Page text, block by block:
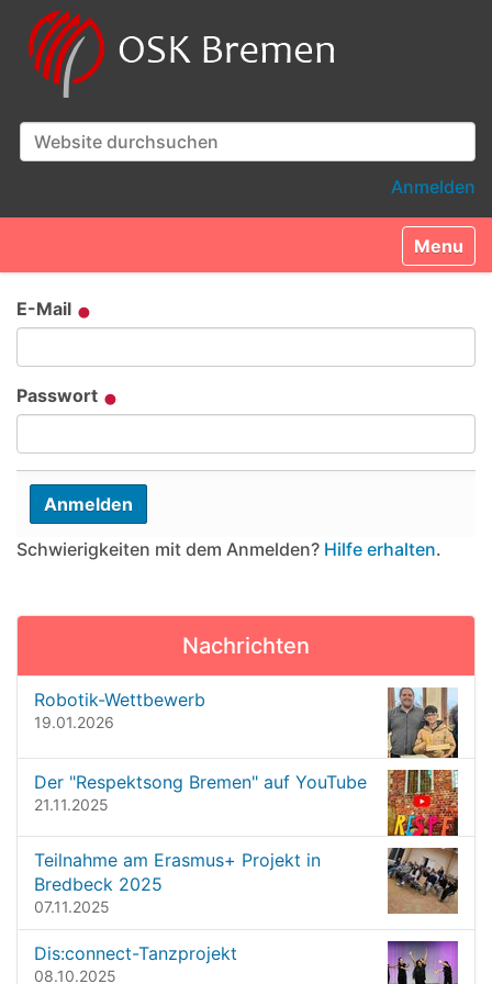
Website durchsuchen
Anmelden
Toggle
E-Mail
Passwort
Schwierigkeiten mit dem Anmelden? Hilfe erhalten.
Nachrichten
Robotik-Wettbewerb
19.01.2026
Der "Respektsong Bremen" auf YouTube
21.11.2025
Teilnahme am Erasmus+ Projekt in
Bredbeck 2025
07.11.2025
Dis:connect-Tanzprojekt
08.10.2025